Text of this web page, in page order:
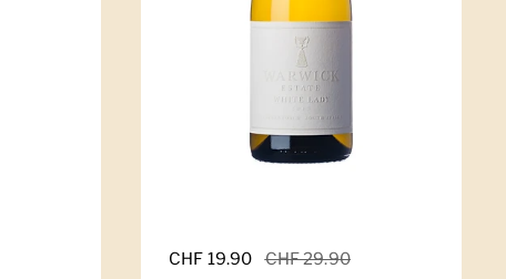
Regulärer Preis
CHF 19.90 Sale-Preis
CHF 29.90